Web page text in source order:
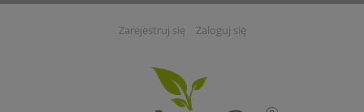
Zarejestruj się Zaloguj się